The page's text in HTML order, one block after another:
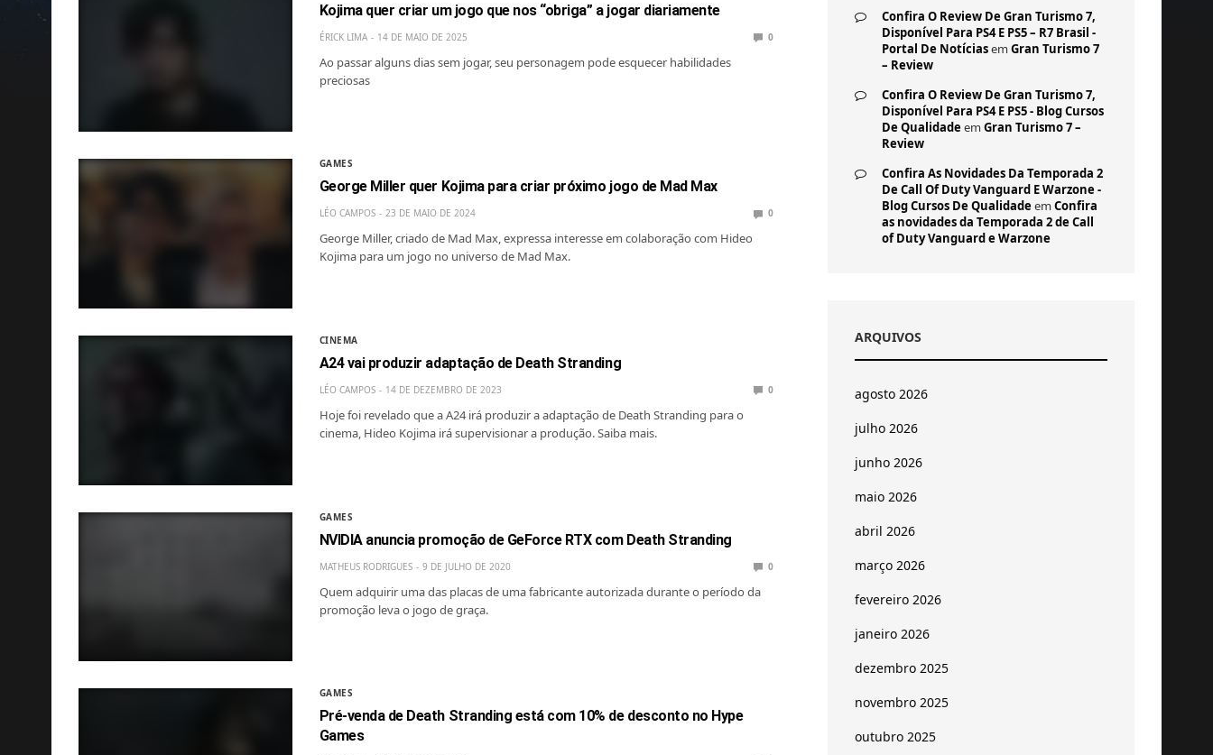
Kojima quer criar um jogo que nos “obriga” a jogar diariamente
ÉRICK LIMA 14 DE MAIO DE 2025 0
Ao passar alguns dias sem jogar, seu personagem pode esquecer habilidades
preciosas
GAMES
George Miller quer Kojima para criar próximo jogo de Mad Max
LÉO CAMPOS 23 DE MAIO DE 2024 0
George Miller, criado de Mad Max, expressa interesse em colaboração com Hideo
Kojima para um jogo no universo de Mad Max.
CINEMA
A24 vai produzir adaptação de Death Stranding
LÉO CAMPOS 14 DE DEZEMBRO DE 2023 0
Hoje foi revelado que a A24 irá produzir a adaptação de Death Stranding para o
cinema, Hideo Kojima irá supervisionar a produção. Saiba mais.
GAMES
NVIDIA anuncia promoção de GeForce RTX com Death Stranding
MATHEUS RODRIGUES 9 DE JULHO DE 2020 0
Quem adquirir uma das placas de uma fabricante autorizada durante o período da
promoção leva o jogo de graça.
GAMES
Pré-venda de Death Stranding está com 10% de desconto no Hype
Games
Confira O Review De Gran Turismo 7,
Disponível Para PS4 E PS5 – R7 Brasil -
Portal De Notíciasem Gran Turismo 7
– Review
Confira O Review De Gran Turismo 7,
Disponível Para PS4 E PS5 - Blog Cursos
De Qualidade em Gran Turismo 7 –
Review
Confira As Novidades Da Temporada 2
De Call Of Duty Vanguard E Warzone -
Blog Cursos De Qualidade em Confira
as novidades da Temporada 2 de Call
of Duty Vanguard e Warzone
ARQUIVOS
agosto 2026
julho 2026
junho 2026
maio 2026
abril 2026
março 2026
fevereiro 2026
janeiro 2026
dezembro 2025
novembro 2025
outubro 2025